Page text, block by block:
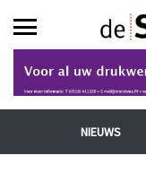
NIEUWS